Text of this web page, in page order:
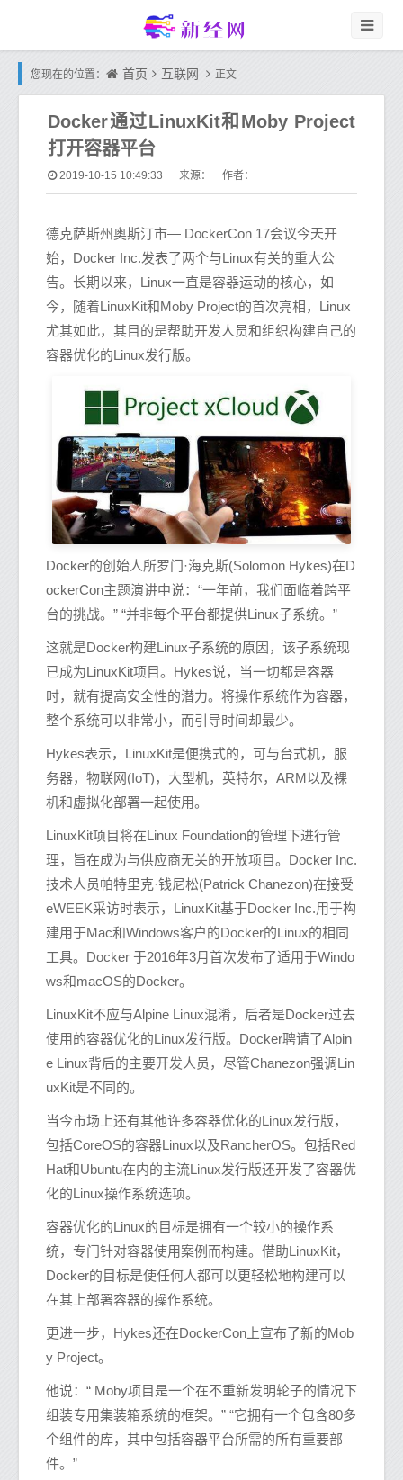
您现在的位置： 首页 互联网 正文
Docker通过LinuxKit和Moby Project
打开容器平台
2019-10-15 10:49:33 来源： 作者：
德克萨斯州奥斯汀市— DockerCon 17会议今天开
始，Docker Inc.发表了两个与Linux有关的重大公
告。长期以来，Linux一直是容器运动的核心，如
今，随着LinuxKit和Moby Project的首次亮相，Linux
尤其如此，其目的是帮助开发人员和组织构建自己的
容器优化的Linux发行版。
Docker的创始人所罗门·海克斯(Solomon Hykes)在D
ockerCon主题演讲中说：“一年前，我们面临着跨平
台的挑战。” “并非每个平台都提供Linux子系统。”
这就是Docker构建Linux子系统的原因，该子系统现
已成为LinuxKit项目。Hykes说，当一切都是容器
时，就有提高安全性的潜力。将操作系统作为容器，
整个系统可以非常小，而引导时间却最少。
Hykes表示，LinuxKit是便携式的，可与台式机，服
务器，物联网(IoT)，大型机，英特尔，ARM以及裸
机和虚拟化部署一起使用。
LinuxKit项目将在Linux Foundation的管理下进行管
理，旨在成为与供应商无关的开放项目。Docker Inc.
技术人员帕特里克·钱尼松(Patrick Chanezon)在接受
eWEEK采访时表示，LinuxKit基于Docker Inc.用于构
建用于Mac和Windows客户的Docker的Linux的相同
工具。Docker 于2016年3月首次发布了适用于Windo
ws和macOS的Docker。
LinuxKit不应与Alpine Linux混淆，后者是Docker过去
使用的容器优化的Linux发行版。Docker聘请了Alpin
e Linux背后的主要开发人员，尽管Chanezon强调Lin
uxKit是不同的。
当今市场上还有其他许多容器优化的Linux发行版，
包括CoreOS的容器Linux以及RancherOS。包括Red
Hat和Ubuntu在内的主流Linux发行版还开发了容器优
化的Linux操作系统选项。
容器优化的Linux的目标是拥有一个较小的操作系
统，专门针对容器使用案例而构建。借助LinuxKit，
Docker的目标是使任何人都可以更轻松地构建可以
在其上部署容器的操作系统。
更进一步，Hykes还在DockerCon上宣布了新的Mob
y Project。
他说：“ Moby项目是一个在不重新发明轮子的情况下
组装专用集装箱系统的框架。” “它拥有一个包含80多
个组件的库，其中包括容器平台所需的所有重要部
件。”